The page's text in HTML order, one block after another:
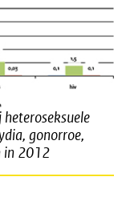
gonorroe,
in 2012